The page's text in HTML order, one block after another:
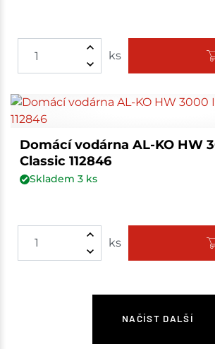
ks
Domácí vodárna AL-KO HW
Classic 112846
Skladem 3ks
ks
NAČÍST DALŠÍ